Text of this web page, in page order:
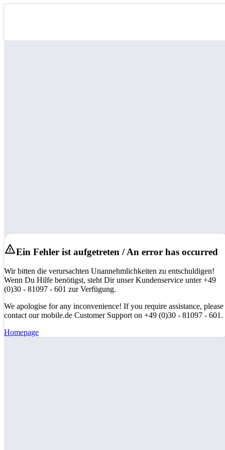
Ein Fehler ist aufgetreten / An error has occurred
Wir bitten die verursachten Unannehmlichkeiten zu entschuldigen!
Wenn Du Hilfe benötigst, steht Dir unser Kundenservice unter +49
(0)30 - 81097 - 601 zur Verfügung.
We apologise for any inconvenience! If you require assistance, please
contact our mobile.de Customer Support on +49 (0)30 - 81097 - 601.
Homepage